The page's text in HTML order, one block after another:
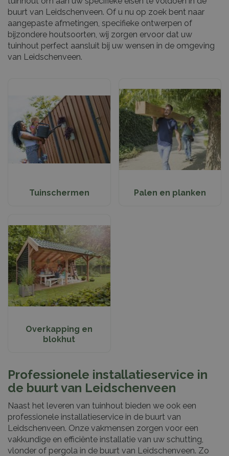
buurt van Leidschenveen. Of u nu op zoek bent naar
aangepaste afmetingen, specifieke ontwerpen of
bijzondere houtsoorten, wij zorgen ervoor dat uw
tuinhout perfect aansluit bij uw wensen in de omgeving
van Leidschenveen.
Tuinschermen Palen en planken
Overkapping en
blokhut
Professionele installatieservice in
de buurt van Leidschenveen
Naast het leveren van tuinhout bieden we ook een
professionele installatieservice in de buurt van
Leidschenveen. Onze vakmensen zorgen voor een
vakkundige en efficiënte installatie van uw schutting,
vlonder of pergola in de buurt van Leidschenveen. Zo